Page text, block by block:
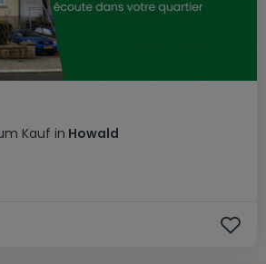
Kauf in Howald